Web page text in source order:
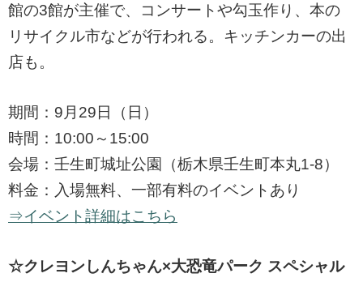
館の3館が主催で、コンサートや勾玉作り、本の
リサイクル市などが行われる。キッチンカーの出
店も。
期間：9月29日（日）
時間：10:00～15:00
会場：壬生町城址公園（栃木県壬生町本丸1-8）
料金：入場無料、一部有料のイベントあり
⇒イベント詳細はこちら
☆クレヨンしんちゃん×大恐竜パーク スペシャル